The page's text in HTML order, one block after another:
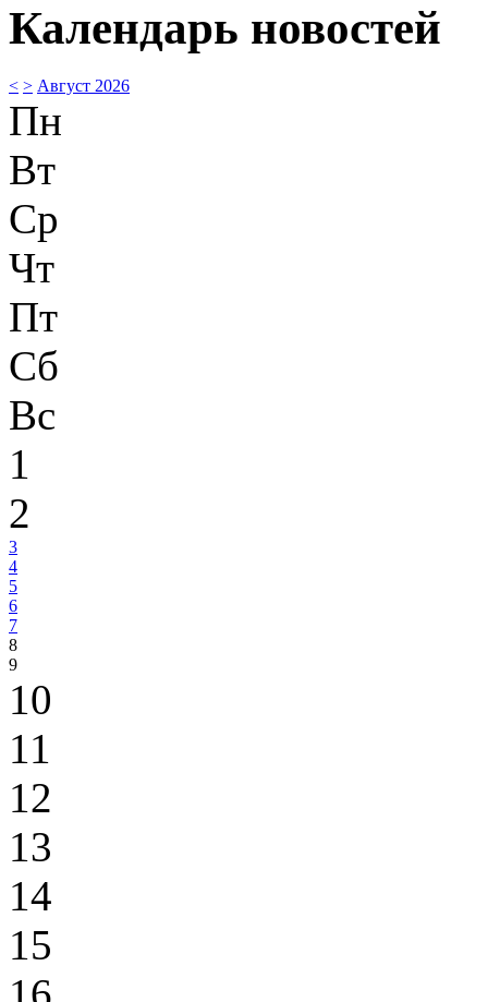
Календарь новостей
< > Август 2026
Пн
Вт
Ср
Чт
Пт
Сб
Вс
1
2
3
4
5
6
7
8
9
10
11
12
13
14
15